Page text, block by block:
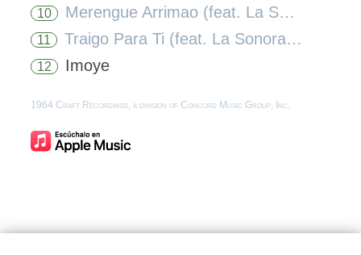
10 Merengue Arrimao (feat. La Sonora Matancera)
11 Traigo Para Ti (feat. La Sonora Matancera)
12 Imoye
1964 Craft Recordings, a division of Concord Music Group, Inc.